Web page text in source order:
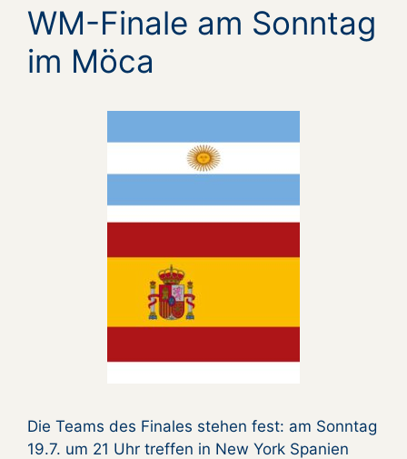
WM-Finale am Sonntag
im Möca
Die Teams des Finales stehen fest: am Sonntag
19.7. um 21 Uhr treffen in New York Spanien